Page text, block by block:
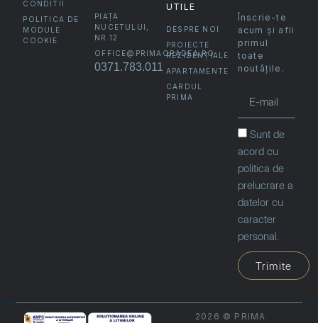
CONDITII
POLITICA DE
MODULE
COOKIE
PIAȚA
NUCETULUI,
NR.12
OFFICE@PRIMAORADEA.RO
0371.783.011
UTILE
DESPRE NOI
PROIECTE
REZIDENȚIALE
APARTAMENTE
CARDUL
PRIMA
Înscrie-te
acum și afli
primul
toate
noutățile.
Sunt de
acord cu
politica de
prelucrare a
datelor cu
caracter
personal.
Trimite
2026 © PRIMA